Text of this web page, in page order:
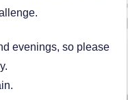
evenings, so please